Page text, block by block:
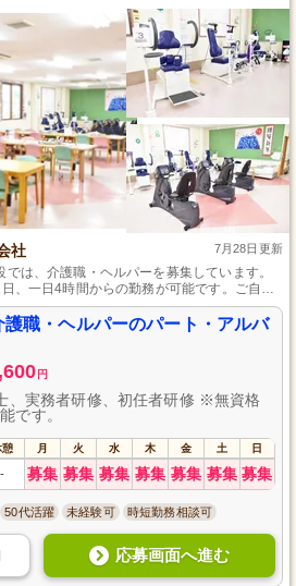
社 7月28日更新
は、介護職・ヘルパーを募集しています。
、一日4時間からの勤務が可能です。ご自身
者さまと共に成長し、充実した時間を過ごせ
大切にできる環境です。
職・ヘルパーのパート・アルバ
円
、実務者研修、初任者研修 ※無資格
です。
憩 月 火 水 木 金 土 日
- 募集 募集 募集 募集 募集 募集 募集
50代活躍 未経験可 時短勤務相談可
応募画面へ進む